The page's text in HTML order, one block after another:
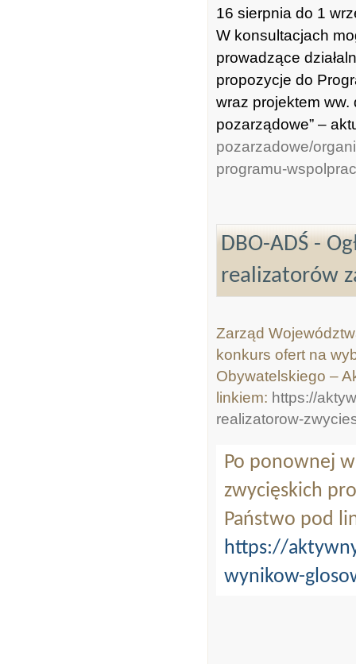
16 sierpnia do 1
W konsultacjach
prowadzące
propozycje do
wraz projektem ww.
pozarządowe” –
pozarzadowe/
programu-
DBO-ADŚ -
realizatorów
Zarząd
konkurs ofert na
Obywatelskiego –
linkiem: https://
realizatorow-
Po ponownej
zwycięskich
Państwo pod
https://
wynikow-